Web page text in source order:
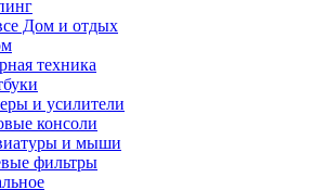
Дом и отдых
техника
и усилители
консоли
и мыши
фильтры